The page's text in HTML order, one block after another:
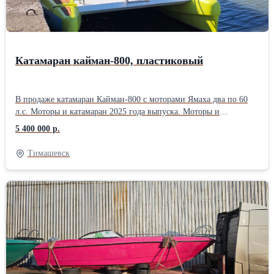
Катамаран кайман-800, пластиковый
В продаже катамаран Кайман-800 с моторами Ямаха два по 60
л.с. Моторы и катамаран 2025 года выпуска. Моторы и
катамаран отработали 60 дней. Продажа в связи с покупкой в
другой комплектации. Длина катамарана; 7,9метра Ширина
катамарана 4,5 метра Высота 1,3 м. Вес катамарана от 1850 кг.
Грузоподъёмность 3000кг. Вместимость 12-20 человек Мощность
мотора от и до 25-115 Материал корпуса пластик Рекомендуемая
мощность двигателя 2*30 Высота транца под мотор. Осадка 0,2
м. Мин. глубина для выхода на глиссирование 0,4метра
Водоизмещение 3,15тонн Максимальная высота волны 1,2 м.
Надводный борт 0,8 м. Комплектация Катамарана что на видео;
-Баллон левый, -баллон правый, -соединительные мосты
-соединительная труба жёсткости, - колеровка в желтый цвет,
-покрытие дна не обрастающим составом, -пост управления,
-люк в посту управления, -панель выключателей, -ходовые огни,
5 400 000 р.
Тимашевск